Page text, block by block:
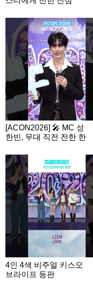
[ACON2026] 🎤 MC 성
한빈, 무대 직전 전한 한
4인 4색 비주얼 키스오
브라이프 등판